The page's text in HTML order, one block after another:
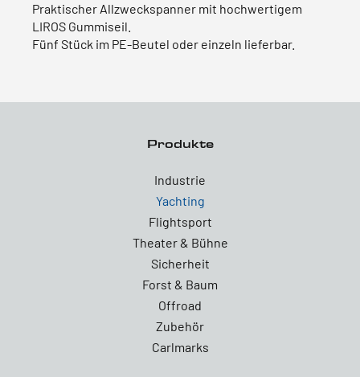
Praktischer Allzweckspanner mit hochwertigem
LIROS Gummiseil.
Fünf Stück im PE-Beutel oder einzeln lieferbar.
Produkte
Industrie
Yachting
Flightsport
Theater & Bühne
Sicherheit
Forst & Baum
Offroad
Zubehör
Carlmarks